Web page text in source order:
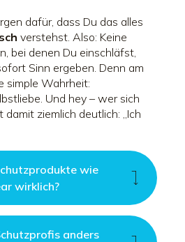
dafür, dass Du das alles
verstehst. Also: Keine
bei denen Du einschläfst,
Sinn ergeben. Denn am
simple Wahrheit:
Und hey – wer sich
ziemlich deutlich: „Ich
wie
wirklich?
anders